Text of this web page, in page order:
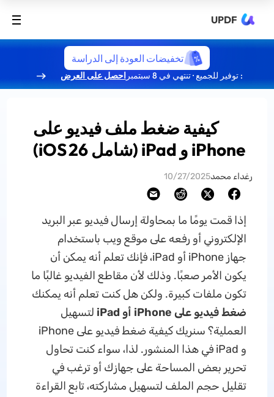
UPDF
تخفيضات العودة إلى الدراسة
: توفير للجميع · تنتهي في 8 سبتمبر احصل على العرض
كيفية ضغط ملف فيديو على
iPhone و iPad (شامل iOS 26)
رغداء محمد10/27/2025
إذا قمت يومًا ما بمحاولة إرسال فيديو عبر البريد
الإلكتروني أو رفعه على موقع ويب باستخدام
جهاز iPhone أو iPad، فإنك تعلم أنه يمكن أن
يكون الأمر صعبًا. وذلك لأن مقاطع الفيديو غالبًا ما
تكون ملفات كبيرة. ولكن هل كنت تعلم أنه يمكنك
ضغط فيديو على iPhone أو iPad
لتسهيل
العملية؟ سنريك كيفية ضغط فيديو على iPhone
و iPad في هذا المنشور. لذا، سواء كنت تحاول
تحرير بعض المساحة على جهازك أو ترغب في
تقليل حجم الملف لتسهيل مشاركته، تابع القراءة